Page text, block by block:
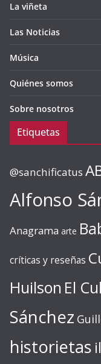
La viñeta
Las Noticias
Música
Quiénes somos
Sobre nosotros
Etiquetas
@sanchificatus
Alfonso
Anagrama arte
críticas y reseñas
Huilson El
Sánchez
historietas